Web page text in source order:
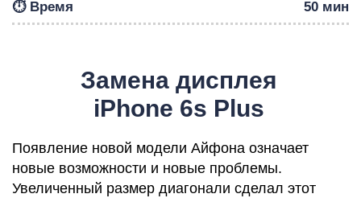
⏱️ Время 50 мин
Замена дисплея
iPhone 6s Plus
Появление новой модели Айфона означает
новые возможности и новые проблемы.
Увеличенный размер диагонали сделал этот